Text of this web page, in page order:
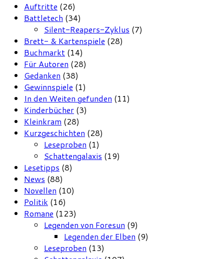
Auftritte (26)
Battletech (34)
Silent-Reapers-Zyklus (7)
Brett- & Kartenspiele (28)
Buchmarkt (14)
Für Autoren (28)
Gedanken (38)
Gewinnspiele (1)
In den Weiten gefunden (11)
Kinderbücher (3)
Kleinkram (28)
Kurzgeschichten (28)
Leseproben (1)
Schattengalaxis (19)
Lesetipps (8)
News (88)
Novellen (10)
Politik (16)
Romane (123)
Legenden von Foresun (9)
Legenden der Elben (9)
Leseproben (13)